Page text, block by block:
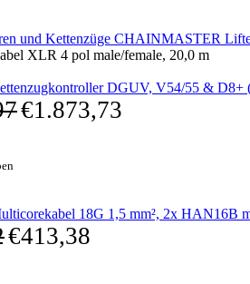
und Kettenzüge CHAINMASTER
XLR 4 pol male/female, 20,0 m
DGUV, V54/55 & D8+
€1.873,73
18G 1,5 mm², 2x HAN16B
€413,38